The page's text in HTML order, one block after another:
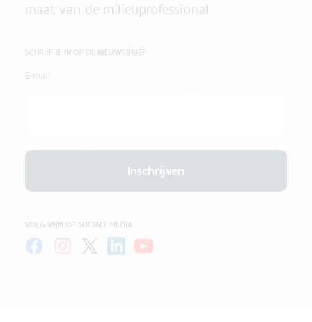
maat van de milieuprofessional.
SCHRIJF JE IN OP DE NIEUWSBRIEF
E-mail
Inschrijven
VOLG VMM OP SOCIALE MEDIA